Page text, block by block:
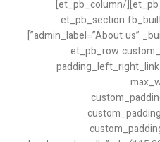
_module_preset=”default”][/et_pb_audio][/et_pb_column]
[/et_pb_row][/et_pb_section][et_pb_section
admin_label=”About us” _builder_version=”3.22″ collapsed=”off”]
[et_pb_row